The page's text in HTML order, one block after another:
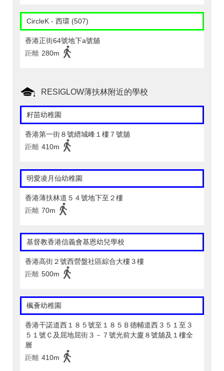
CircleK - 西環 (507)
香港正街64號地下a號舖
距離 280m
RESIGLOW薄扶林附近的學校
籽苗幼稚園
香港第一街８號縉城峰１樓７號舖
距離 410m
明愛凌月仙幼稚園
香港薄扶林道５４號地下至２樓
距離 70m
基督教香港信義會基恩幼兒學校
香港高街２號西營盤社區綜合大樓３樓
距離 500m
楓薈幼稚園
香港干諾道西１８５號至１８５Ｂ德輔道西３５１至３
５１號Ｃ及屈地屈街３－７號光前大廈８號舖及１樓全
層
距離 410m